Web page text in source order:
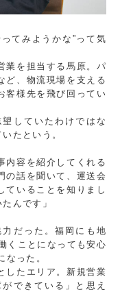
てみようかな”って気
業を担当する馬原。パ
ど、物流現場を支える
客様先を飛び回ってい
していたわけではな
たという。
内容を紹介してくれる
の話を聞いて、運送会
ていることを知りまし
んです」
だった。福岡にも地
くことになっても安心
なった。
したエリア。新規営業
できている」と思え